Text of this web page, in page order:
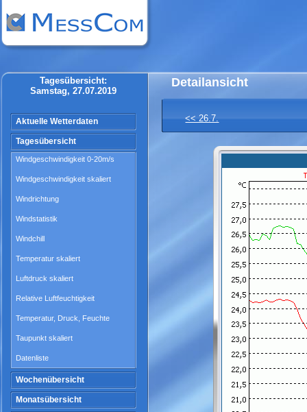
Tagesübersicht:
Samstag, 27.07.2019
Detailansicht
<< 26.7.
Aktuelle Wetterdaten
Tagesübersicht
Windgeschwindigkeit 0-20m/s
Windgeschwindigkeit skaliert
Windrichtung
Windstatistik
Windchill
Temperatur skaliert
Luftdruck skaliert
Relative Luftfeuchtigkeit
Temperatur, Druck, Feuchte
Taupunkt skaliert
Datenliste
Wochenübersicht
Monatsübersicht